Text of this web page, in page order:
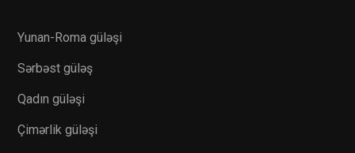
Yunan-Roma güləşi
Sərbəst güləş
Qadın güləşi
Çimərlik güləşi